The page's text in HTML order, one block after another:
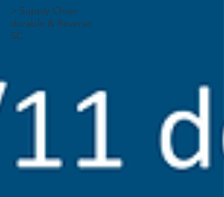
> Supply Chain
durable & Reverse
SC